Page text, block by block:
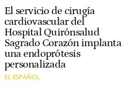
El servicio de cirugía
cardiovascular del
Hospital Quirónsalud
Sagrado Corazón implanta
una endoprótesis
personalizada
EL ESPAÑOL